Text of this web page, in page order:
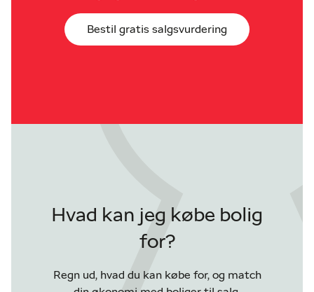
Bestil gratis salgsvurdering
Hvad kan jeg købe bolig
for?
Regn ud, hvad du kan købe for, og match